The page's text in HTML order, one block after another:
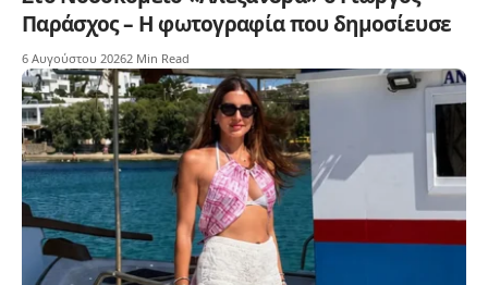
Παράσχος – Η φωτογραφία που δημοσίευσε
6 Αυγούστου 20262 Min Read